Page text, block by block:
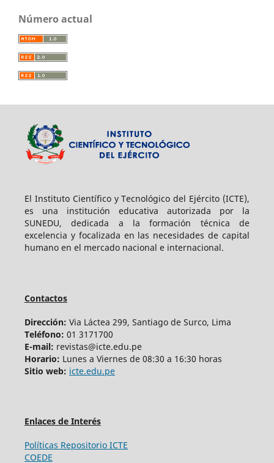
Número actual
El Instituto Científico y Tecnológico del Ejército (ICTE),
es una institución educativa autorizada por la
SUNEDU, dedicada a la formación técnica de
excelencia y focalizada en las necesidades de capital
humano en el mercado nacional e internacional.
Contactos
Dirección: Via Láctea 299, Santiago de Surco, Lima
Teléfono: 01 3171700
E-mail: revistas@icte.edu.pe
Horario: Lunes a Viernes de 08:30 a 16:30 horas
Sitio web: icte.edu.pe
Enlaces de Interés
Políticas Repositorio ICTE
COEDE